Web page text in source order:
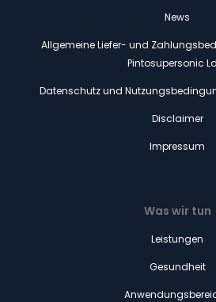
News
Allgemeine Liefer- und
Pintosupersonic
Datenschutz und
Disclaimer
Impressum
Was wir tun
Leistungen
Gesundheit